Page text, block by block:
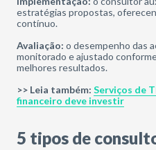
estratégias propostas,
contínuo.
Avaliação: o desempenho das
monitorado e ajustado
melhores resultados.
>> Leia também: Serviços de
financeiro deve investir
5 tipos de